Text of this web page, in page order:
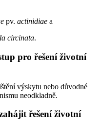
pv. actinidiae a
circinata.
pro řešení životní
výskytu nebo důvodné
neodkladně.
řešení životní